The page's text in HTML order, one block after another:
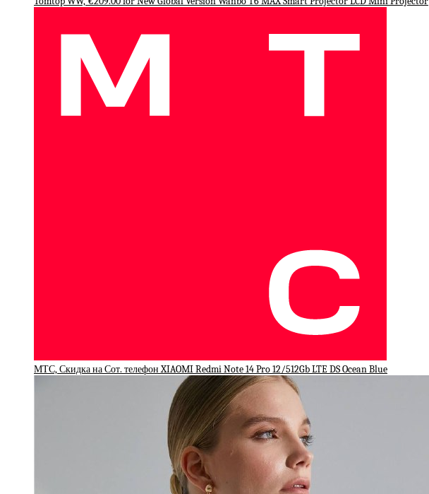
МТС, Скидка на Сот. телефон XIAOMI Redmi Note 14 Pro 12/512Gb LTE DS Ocean Blue